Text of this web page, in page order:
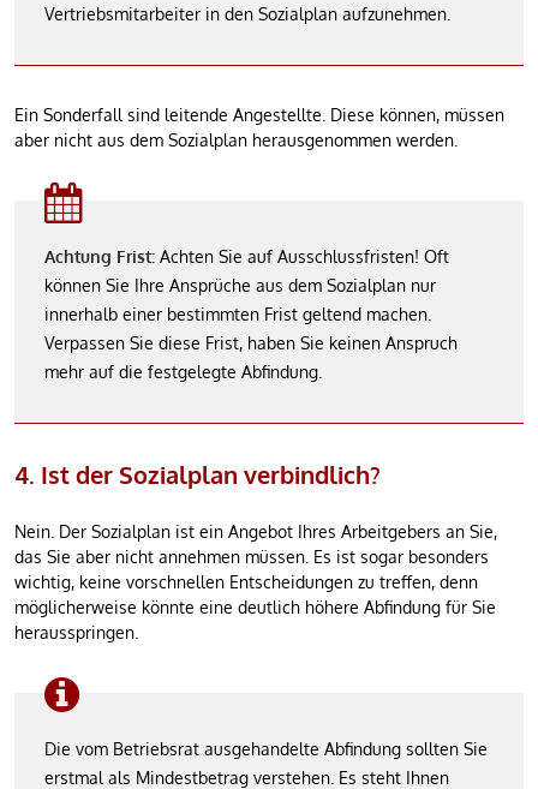
Vertriebsmitarbeiter in den Sozialplan aufzunehmen.
Ein Sonderfall sind leitende Angestellte. Diese können, müssen
aber nicht aus dem Sozialplan herausgenommen werden.
Achtung Frist: Achten Sie auf Ausschlussfristen! Oft
können Sie Ihre Ansprüche aus dem Sozialplan nur
innerhalb einer bestimmten Frist geltend machen.
Verpassen Sie diese Frist, haben Sie keinen Anspruch
mehr auf die festgelegte Abfindung.
4. Ist der Sozialplan verbindlich?
Nein. Der Sozialplan ist ein Angebot Ihres Arbeitgebers an Sie,
das Sie aber nicht annehmen müssen. Es ist sogar besonders
wichtig, keine vorschnellen Entscheidungen zu treffen, denn
möglicherweise könnte eine deutlich höhere Abfindung für Sie
herausspringen.
Die vom Betriebsrat ausgehandelte Abfindung sollten Sie
erstmal als Mindestbetrag verstehen. Es steht Ihnen